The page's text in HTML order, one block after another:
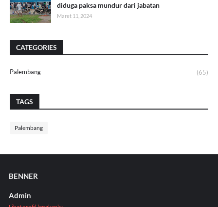
diduga paksa mundur dari jabatan
Maret 11, 2024
CATEGORIES
Palembang (65)
TAGS
Palembang
BENNER
Admin